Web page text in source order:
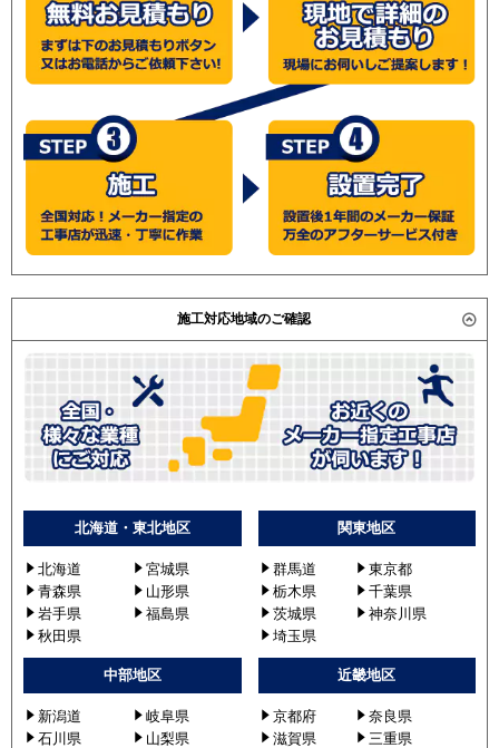
RDSA05633JMUB
RDSA05633MUB
PEZ-ERMP56SDV
PEZ-ERMP56DV
PEZ-ERMP56SDY
PEZ-ERMP56DY
PEZ-ERMP56SDZ
PEZ-ERMP56DZ
PEZ-ERMP56SDR
PEZ-ERMP56SD2
PEZ-ERMP56D2
PEZ-ERMP56SD3
PEZ-ERMP56D3
PEZ-ERMP56SD4
PEZ-ERMP56D4
PEZ-ERMP56SD5
日立
RPI-GP56RSHJC4
RPI-GP56RSHC4
RPI-GP56RSHJ4
RPI-GP56RSH4
RPI-GP56RSHJC5
RPI-GP56RSHJC6
RPI-GP56RSHC6
ADSA05655A4 / ADSA05655JM4 / ADSA05655M4 /
ADSA05655JA1 / ADSA05655A1 / ADSA05655JM1 /
ADSA05655M1 /
三菱重工 FDUVP564H4 / FDUVP564HK4 / 三菱電機
PEZ-ERP56SDD / PEZ-ERP56DD / 東芝 ADSA05655JA1
/ ADSA05655A1 / ADSA05655JM1 / ADSA05655M1 /
(こちらの型番は参考です。メーカーや仕様によって価格
は異なります。旧型番は在庫切れの可能性がございま
施工対応地域のご確認
北海道・東北地区
北海道
宮城県
青森県
山形県
岩手県
福島県
秋田県
関東地区
群馬道
東京都
栃木県
千葉県
茨城県
神奈川県
埼玉県
中部地区
新潟道
岐阜県
石川県
山梨県
近畿地区
京都府
奈良県
滋賀県
三重県